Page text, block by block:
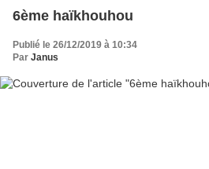
6ème haïkhouhou
Publié le 26/12/2019 à 10:34
Par Janus